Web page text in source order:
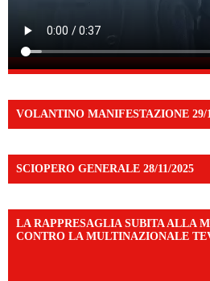
VOLANTINO MANIFESTAZIONE 29/
SCIOPERO GENERALE 28/11/2025
LA RAPPRESAGLIA SUBITA ALLA
CONTRO LA MULTINAZIONALE